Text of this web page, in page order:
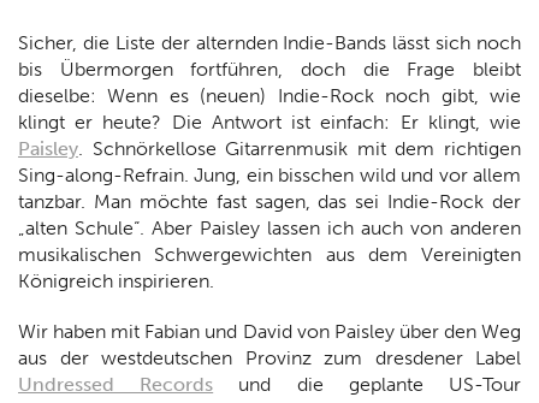
Sicher, die Liste der alternden Indie-Bands lässt sich noch
bis Übermorgen fortführen, doch die Frage bleibt
dieselbe: Wenn es (neuen) Indie-Rock noch gibt, wie
klingt er heute? Die Antwort ist einfach: Er klingt, wie
Paisley . Schnörkellose Gitarrenmusik mit dem richtigen
Sing-along-Refrain. Jung, ein bisschen wild und vor allem
tanzbar. Man möchte fast sagen, das sei Indie-Rock der
„alten Schule“. Aber Paisley lassen ich auch von anderen
musikalischen Schwergewichten aus dem Vereinigten
Königreich inspirieren.
Wir haben mit Fabian und David von Paisley über den Weg
aus der westdeutschen Provinz zum dresdener Label
Undressed Records und die geplante US-Tour